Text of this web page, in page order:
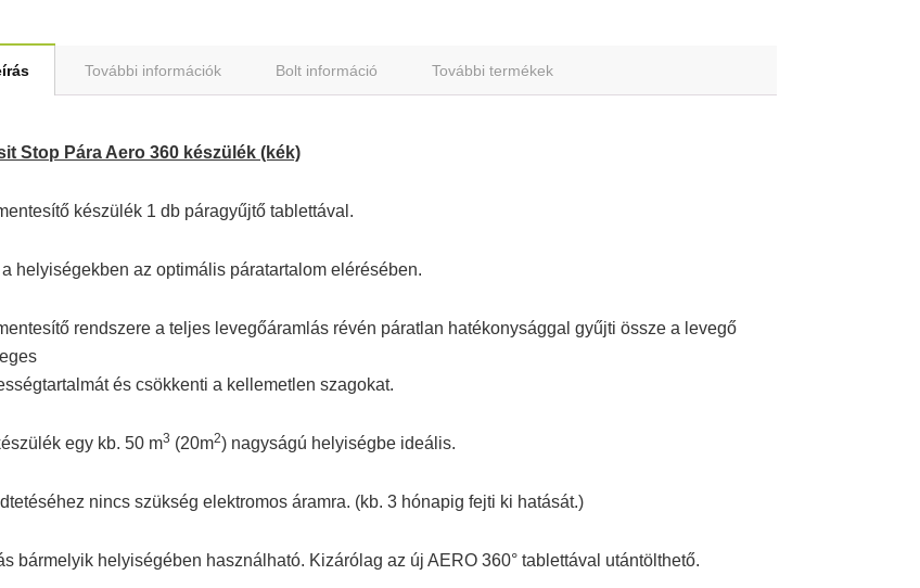
További információk Bolt információ További termékek
Stop Pára Aero 360 készülék (kék)
készülék 1 db páragyűjtő tablettával.
helyiségekben az optimális páratartalom elérésében.
rendszere a teljes levegőáramlás révén páratlan hatékonysággal gyűjti össze a levegő
és csökkenti a kellemetlen szagokat.
egy kb. 50 m3 (20m2) nagyságú helyiségbe ideális.
nincs szükség elektromos áramra. (kb. 3 hónapig fejti ki hatását.)
bármelyik helyiségében használható. Kizárólag az új AERO 360° tablettával utántölthető.